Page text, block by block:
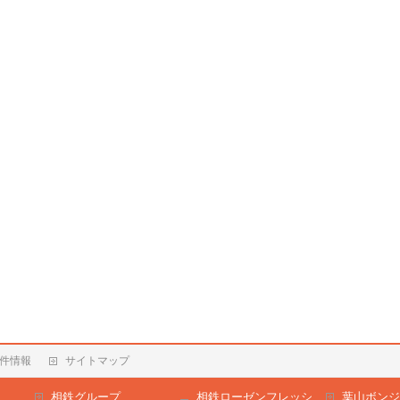
情報 サイトマップ
相鉄グループ 相鉄ローゼンフレッシ 葉山ボン